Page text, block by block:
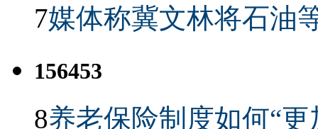
7媒体称冀文林将石油
156453
8养老保险制度如何“